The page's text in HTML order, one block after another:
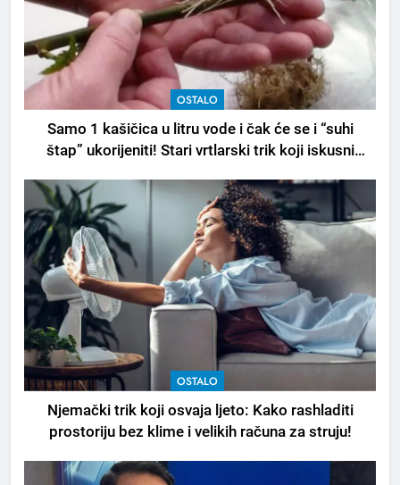
OSTALO
Samo 1 kašičica u litru vode i čak će se i “suhi
štap” ukorijeniti! Stari vrtlarski trik koji iskusni
OSTALO
Njemački trik koji osvaja ljeto: Kako rashladiti
prostoriju bez klime i velikih računa za struju!